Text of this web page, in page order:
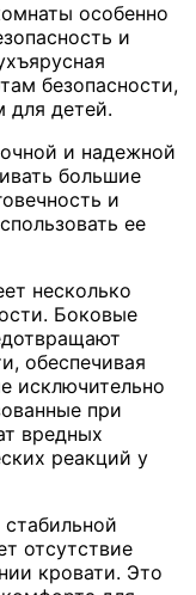
особенно
и
безопасности,
для детей.
и надежной
большие
и
ее
несколько
Боковые
обеспечивая
исключительно
при
вредных
реакций у
отсутствие
кровати. Это